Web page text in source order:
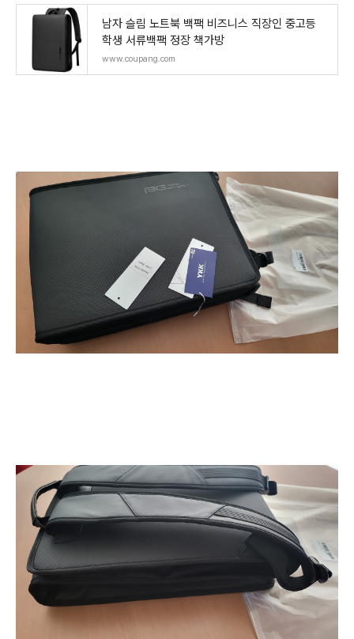
남자 슬림 노트북 백팩 비즈니스 직장인 중고등
학생 서류백팩 정장 책가방
www.coupang.com